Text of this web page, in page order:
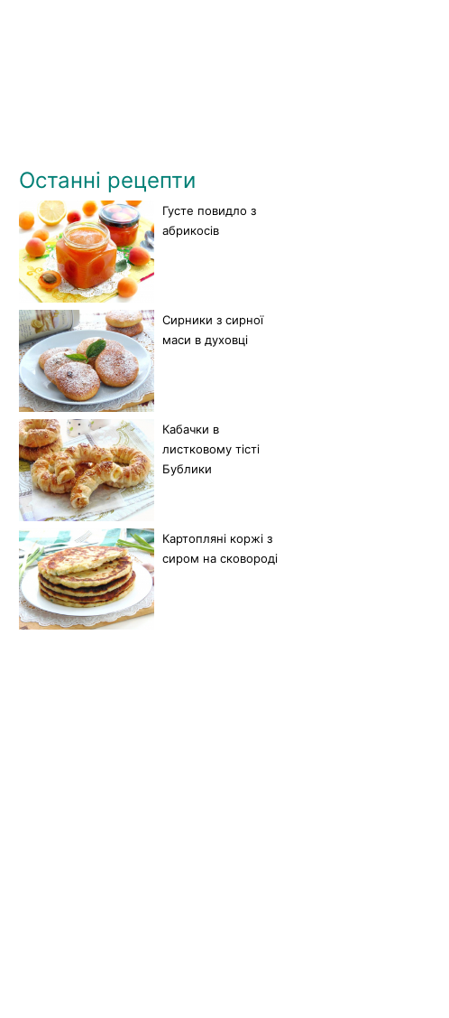
Останні рецепти
Густе повидло з
абрикосів
Сирники з сирної
маси в духовці
Кабачки в
листковому тісті
Бублики
Картопляні коржі з
сиром на сковороді